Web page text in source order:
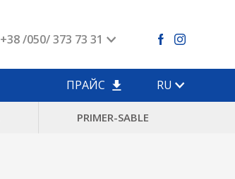
+38 /050/ 373 73 31
ПРАЙС RU
PRIMER-SABLE